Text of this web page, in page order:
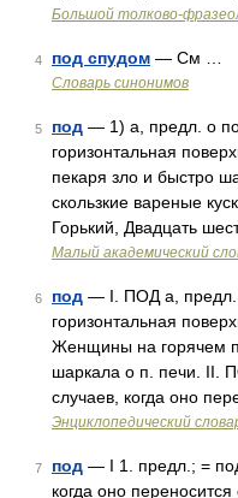
Большой толково-
4 под спудом — См …
Словарь синонимов
5 под — 1) а, предл. о
горизонтальная
пекаря зло и быстро
скользкие вареные
Горький, Двадцать
Малый академический
6 под — I. ПОД а, предл.
горизонтальная
Женщины на горячем
шаркала о п. печи. II.
случаев, когда оно
Энциклопедический
7 под — I 1. предл.; =
когда оно